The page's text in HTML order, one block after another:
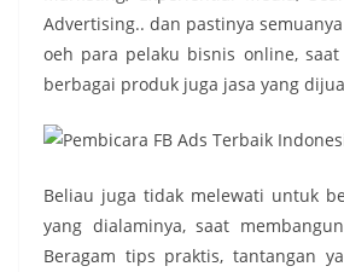
Advertising.. dan pastinya
oeh para pelaku bisnis online, saat
berbagai produk juga jasa yang
Beliau juga tidak melewati untuk
yang dialaminya, saat
Beragam tips praktis, tantangan